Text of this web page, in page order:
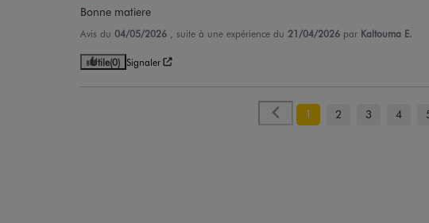
Bonne matiere
Avis du 04/05/2026 , suite à une expérience du 21/04/2026 par Kaltouma E.
Utile(0) Signaler
1 2 3 4